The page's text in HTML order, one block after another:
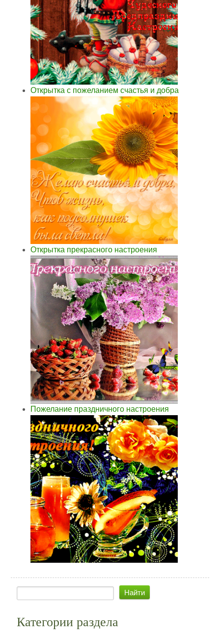
Открытка с пожеланием счастья и добра
Открытка прекрасного настроения
Пожелание праздничного настроения
Категории раздела